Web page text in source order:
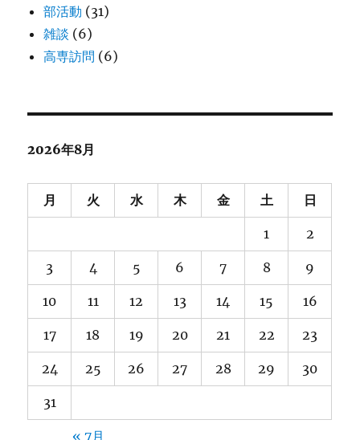
部活動 (31)
雑談 (6)
高専訪問 (6)
2026年8月
月 火 水 木 金 土 日
1 2
3 4 5 6 7 8 9
10 11 12 13 14 15 16
17 18 19 20 21 22 23
24 25 26 27 28 29 30
31
« 7月